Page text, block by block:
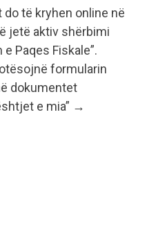
të kryhen online në
jetë aktiv shërbimi
Paqes Fiskale”.
formularin
dokumentet
e mia” →